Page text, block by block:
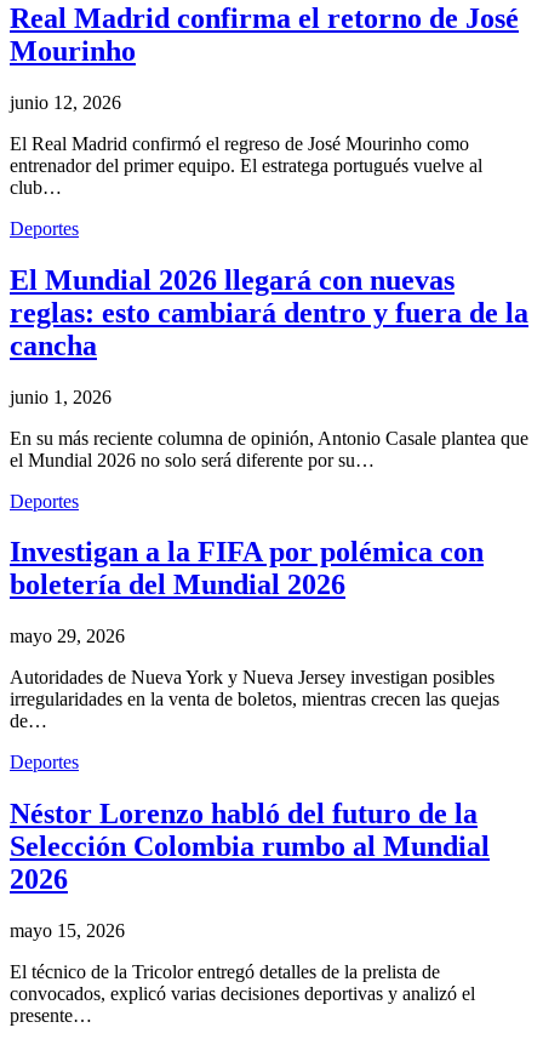
Real Madrid confirma el retorno de José
Mourinho
junio 12, 2026
El Real Madrid confirmó el regreso de José Mourinho como
entrenador del primer equipo. El estratega portugués vuelve al
club…
Deportes
El Mundial 2026 llegará con nuevas
reglas: esto cambiará dentro y fuera de la
cancha
junio 1, 2026
En su más reciente columna de opinión, Antonio Casale plantea que
el Mundial 2026 no solo será diferente por su…
Deportes
Investigan a la FIFA por polémica con
boletería del Mundial 2026
mayo 29, 2026
Autoridades de Nueva York y Nueva Jersey investigan posibles
irregularidades en la venta de boletos, mientras crecen las quejas
de…
Deportes
Néstor Lorenzo habló del futuro de la
Selección Colombia rumbo al Mundial
2026
mayo 15, 2026
El técnico de la Tricolor entregó detalles de la prelista de
convocados, explicó varias decisiones deportivas y analizó el
presente…